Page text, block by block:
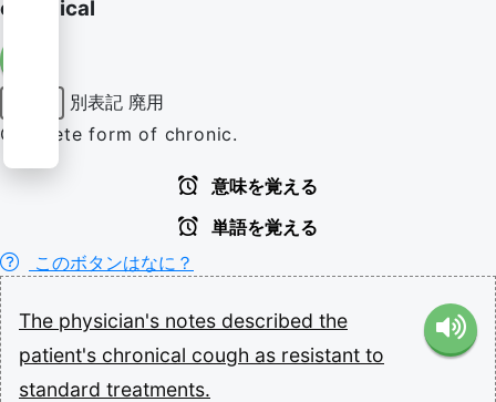
chronical
別表記 廃用
Obsolete form of chronic.
意味を覚える
単語を覚える
このボタンはなに？
The physician's notes described the
patient's chronical cough as resistant to
standard treatments.